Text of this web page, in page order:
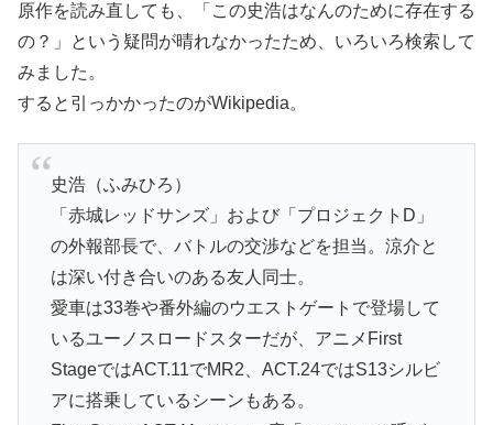
原作を読み直しても、「この史浩はなんのために存在する
の？」という疑問が晴れなかったため、いろいろ検索して
みました。
すると引っかかったのがWikipedia。
史浩（ふみひろ）
「赤城レッドサンズ」および「プロジェクトD」
の外報部長で、バトルの交渉などを担当。涼介と
は深い付き合いのある友人同士。
愛車は33巻や番外編のウエストゲートで登場して
いるユーノスロードスターだが、アニメFirst
StageではACT.11でMR2、ACT.24ではS13シルビ
アに搭乗しているシーンもある。